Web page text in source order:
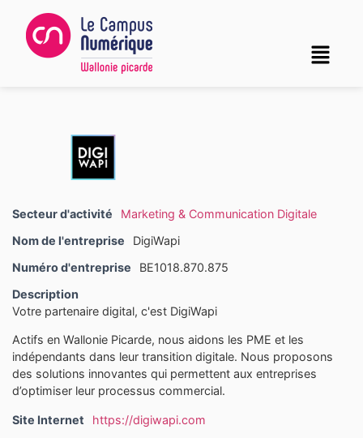
Secteur d'activité
Marketing & Communication Digitale
Nom de l'entreprise
DigiWapi
Numéro d'entreprise
BE1018.870.875
Description
Votre partenaire digital, c'est DigiWapi
Actifs en Wallonie Picarde, nous aidons les PME et les
indépendants dans leur transition digitale. Nous proposons
des solutions innovantes qui permettent aux entreprises
d’optimiser leur processus commercial.
Site Internet
https://digiwapi.com